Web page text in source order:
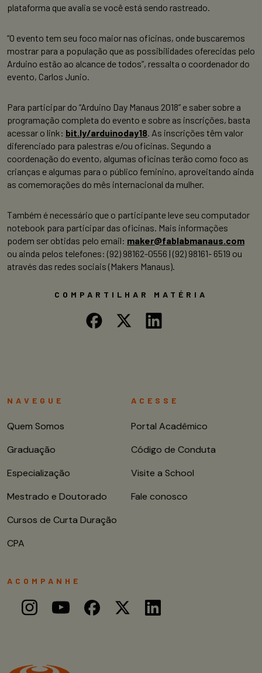
plataforma que avalia se você está sendo rastreado.
“O evento tem seu foco maior nas oficinas, onde buscaremos
mostrar para a população que as possibilidades oferecidas pelo
Arduino estão ao alcance de todos”, ressalta o coordenador do
evento, Carlos Junio.
Para participar do “Arduino Day Manaus 2018” e saber sobre a
programação completa do evento e sobre as inscrições, basta
acessar o link: bit.ly/arduinoday18. As inscrições têm valor
diferenciado para palestras e/ou oficinas. Segundo a
coordenação do evento, algumas oficinas terão como foco as
crianças e algumas para o público feminino, aproveitando ainda
as comemorações do mês internacional da mulher.
Também é necessário que o participante leve seu computador
notebook para participar das oficinas. Mais informações
podem ser obtidas pelo email: maker@fablabmanaus.com
ou ainda pelos telefones: (92) 98162-0556 | (92) 98161- 6519 ou
através das redes sociais (Makers Manaus).
COMPARTILHAR MATÉRIA
NAVEGUE
Quem Somos
Graduação
Especialização
Mestrado e Doutorado
Cursos de Curta Duração
CPA
ACESSE
Portal Acadêmico
Código de Conduta
Visite a School
Fale conosco
ACOMPANHE